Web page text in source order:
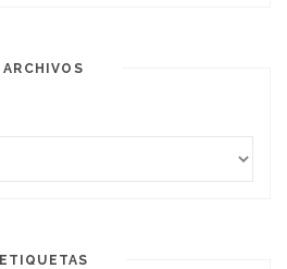
ARCHIVOS
ETIQUETAS